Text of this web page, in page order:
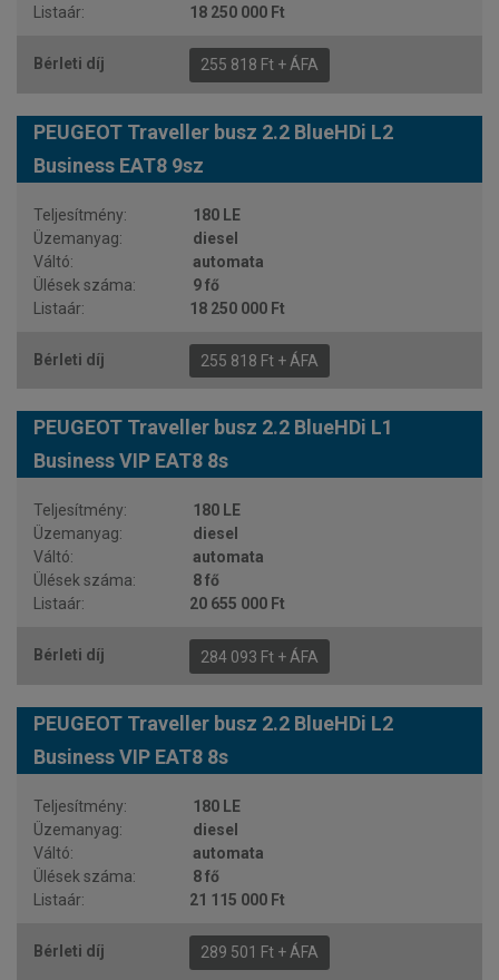
18 250 000 Ft
255 818 Ft + ÁFA
PEUGEOT Traveller busz 2.2 BlueHDi L2
Business EAT8 9sz
180 LE
diesel
automata
9 fő
18 250 000 Ft
255 818 Ft + ÁFA
PEUGEOT Traveller busz 2.2 BlueHDi L1
Business VIP EAT8 8s
180 LE
diesel
automata
8 fő
20 655 000 Ft
284 093 Ft + ÁFA
PEUGEOT Traveller busz 2.2 BlueHDi L2
Business VIP EAT8 8s
180 LE
diesel
automata
8 fő
21 115 000 Ft
289 501 Ft + ÁFA